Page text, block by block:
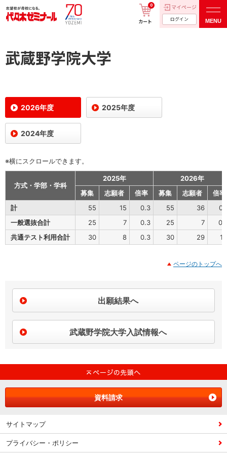
カート
0 マイページ
ログイン MENU
武蔵野学院大学
2026年度 2025年度
2024年度
※横にスクロールできます。
方式・学部・学科
2025年
2026年
募集
志願者 倍率 募集 志願者
倍率
計
55 15 0.3 55 36
一般選抜合計
25 7 0.3 25 7
共通テスト利用合計
30 8 0.3 30 29
ページのトップへ
出願結果へ
武蔵野学院大学入試情報へ
資料請求
サイトマップ
プライバシー・ポリシー